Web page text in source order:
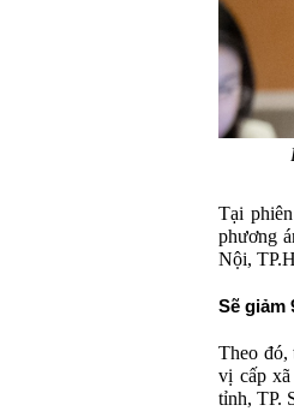
Tại
phương
Nội,
Sẽ giảm
Theo đó,
vị cấp
tỉnh, TP.